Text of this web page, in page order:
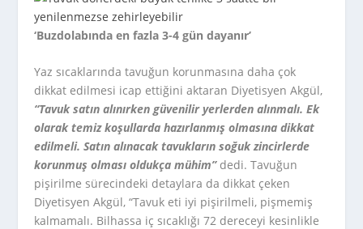
‘Buzdolabında en fazla 3-4 gün dayanır’
Yaz sıcaklarında tavuğun korunmasına daha çok
dikkat edilmesi icap ettiğini aktaran Diyetisyen Akgül,
“Tavuk satın alınırken güvenilir yerlerden alınmalı. Ek
olarak temiz koşullarda hazırlanmış olmasına dikkat
edilmeli. Satın alınacak tavukların soğuk zincirlerde
korunmuş olması oldukça mühim”dedi. Tavuğun
pişirilme sürecindeki detaylara da dikkat çeken
Diyetisyen Akgül, “Tavuk eti iyi pişirilmeli, pişmemiş
kalmamalı. Bilhassa iç sıcaklığı 72 dereceyi kesinlikle